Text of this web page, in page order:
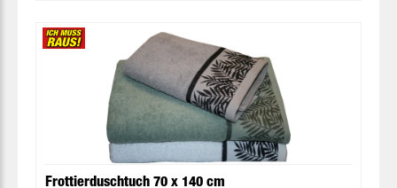
Frottierduschtuch 70 x 140 cm